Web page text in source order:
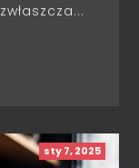
sty 7, 2025